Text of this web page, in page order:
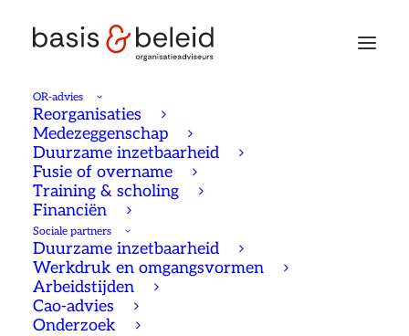
OR-advies
Reorganisaties
Medezeggenschap
Duurzame inzetbaarheid
Fusie of overname
Training & scholing
Financiën
Sociale partners
Duurzame inzetbaarheid
Werkdruk en omgangsvormen
Arbeidstijden
Cao-advies
Onderzoek